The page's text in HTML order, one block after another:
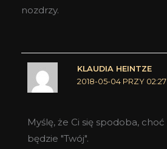
nozdrzy.
KLAUDIA HEINTZE
2018-05-04 PRZY 02:27
Myślę, że Ci się spodoba,
będzie "Twój".